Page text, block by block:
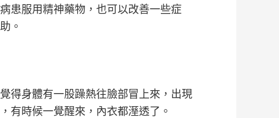
病患服用精神藥物，也可以改善一些症
。
得身體有一股躁熱往臉部冒上來，出現
有時候一覺醒來，內衣都溼透了。